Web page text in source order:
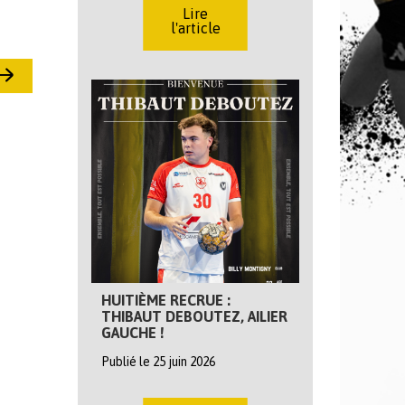
Lire
l'article
HUITIÈME RECRUE :
THIBAUT DEBOUTEZ, AILIER
GAUCHE !
Publié le 25 juin 2026